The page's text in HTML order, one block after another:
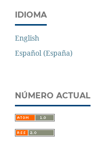
IDIOMA
English
Español (España)
NÚMERO ACTUAL